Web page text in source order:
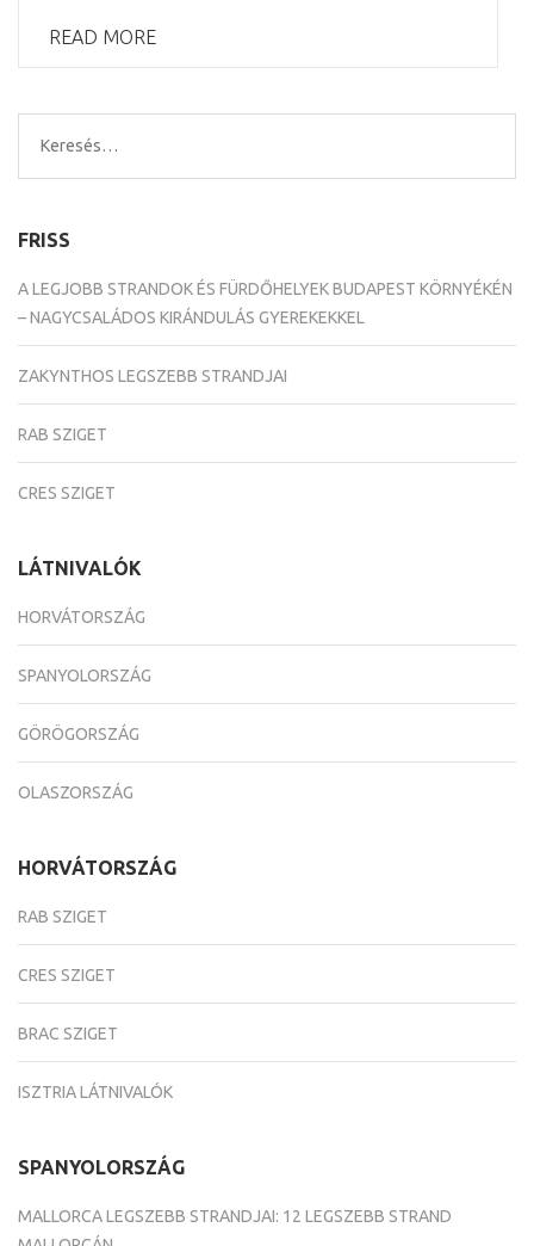
READ MORE
Keresés:
FRISS
A LEGJOBB STRANDOK ÉS FÜRDŐHELYEK BUDAPEST KÖRNYÉKÉN
– NAGYCSALÁDOS KIRÁNDULÁS GYEREKEKKEL
ZAKYNTHOS LEGSZEBB STRANDJAI
RAB SZIGET
CRES SZIGET
LÁTNIVALÓK
HORVÁTORSZÁG
SPANYOLORSZÁG
GÖRÖGORSZÁG
OLASZORSZÁG
HORVÁTORSZÁG
RAB SZIGET
CRES SZIGET
BRAC SZIGET
ISZTRIA LÁTNIVALÓK
SPANYOLORSZÁG
MALLORCA LEGSZEBB STRANDJAI: 12 LEGSZEBB STRAND